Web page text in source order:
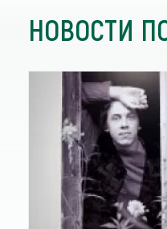
НОВОСТИ